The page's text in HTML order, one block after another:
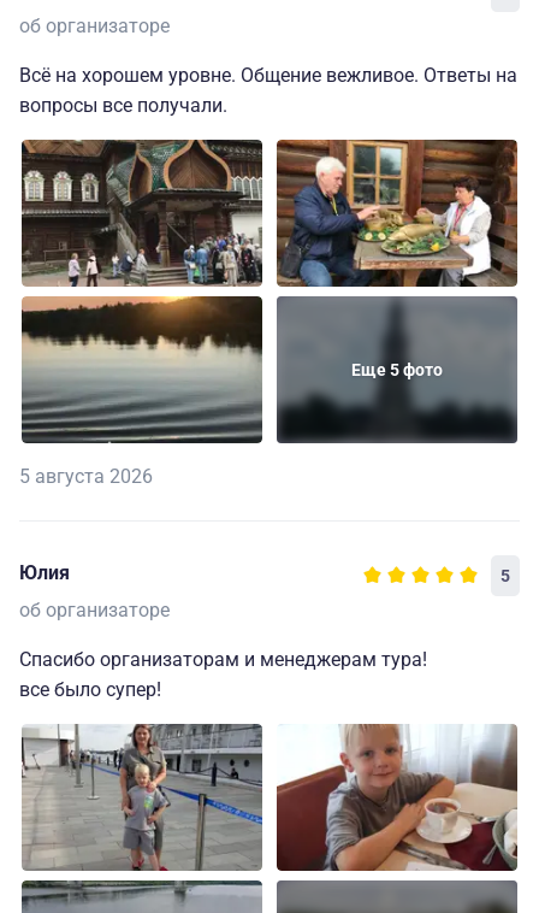
об организаторе
Всё на хорошем уровне. Общение вежливое. Ответы на
вопросы все получали.
Еще 5 фото
5 августа 2026
Юлия 5
об организаторе
Спасибо организаторам и менеджерам тура!
все было супер!